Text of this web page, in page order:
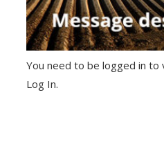
You need to be logged in to
Log In.